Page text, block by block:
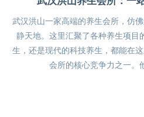
武汉洪山一家高端的养生会所，仿
静天地。这里汇聚了各种养生项目
生，还是现代的科技养生，都能在
会所的核心竞争力之一。